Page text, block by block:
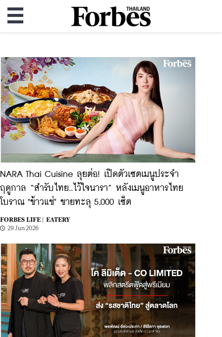
NARA Thai Cuisine ลุยต่อ! เปิดตัวเซตเมนูประจำ
ฤดูกาล “สำรับไทย..ไว้ใจนารา” หลังเมนูอาหารไทย
โบราณ "ข้าวแช่" ขายทะลุ 5,000 เซ็ต
FORBES LIFE |
EATERY
29 Jun 2026